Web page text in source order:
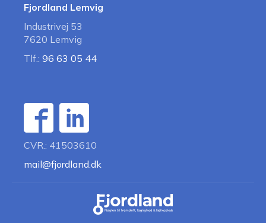
Fjordland Lemvig
Industrivej 53
7620 Lemvig
Tlf.: 96 63 05 44
CVR.: 41503610
mail@fjordland.dk